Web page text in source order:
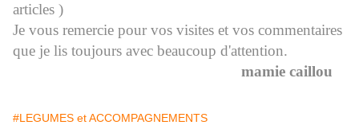
articles )
Je vous remercie pour vos visites et vos commentaires
que je lis toujours avec beaucoup d'attention.
mamie caillou
#LEGUMES et ACCOMPAGNEMENTS